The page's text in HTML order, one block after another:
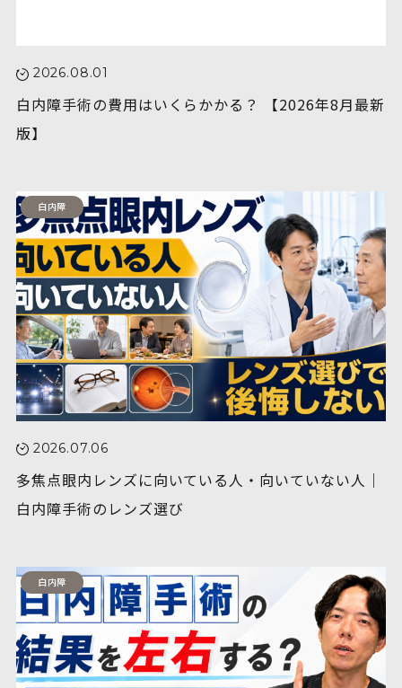
2026.08.01
白内障手術の費用はいくらかかる？ 【2026年8月最新
版】
2026.07.06
多焦点眼内レンズに向いている人・向いていない人｜
白内障手術のレンズ選び
白内障
白内障